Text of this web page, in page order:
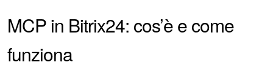
Novità
Supporto Bitrix24
MCP in Bitrix24: cos’è e come
funziona